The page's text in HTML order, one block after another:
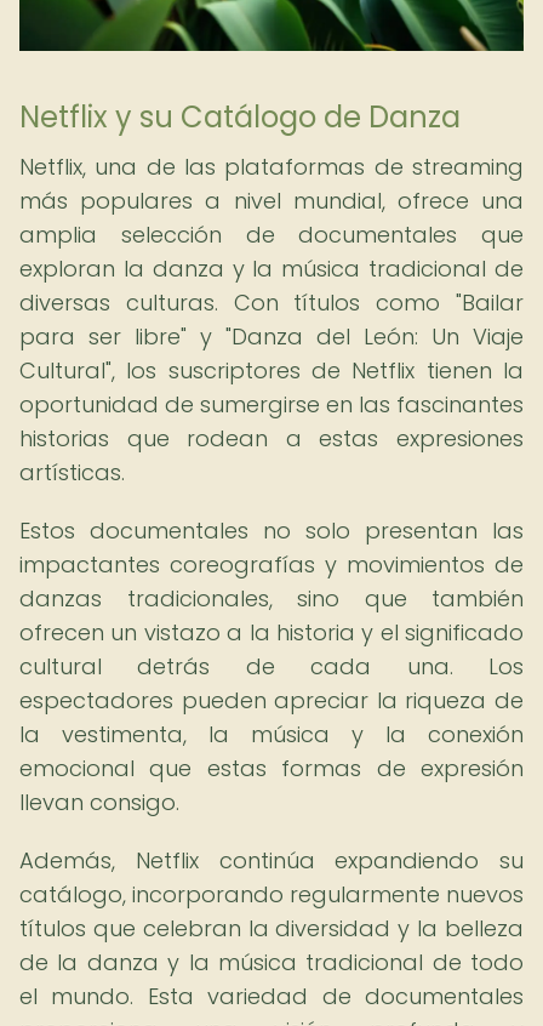
Netflix y su Catálogo de Danza
Netflix, una de las plataformas de streaming
más populares a nivel mundial, ofrece una
amplia selección de documentales que
exploran la danza y la música tradicional de
diversas culturas. Con títulos como "Bailar
para ser libre" y "Danza del León: Un Viaje
Cultural", los suscriptores de Netflix tienen la
oportunidad de sumergirse en las fascinantes
historias que rodean a estas expresiones
artísticas.
Estos documentales no solo presentan las
impactantes coreografías y movimientos de
danzas tradicionales, sino que también
ofrecen un vistazo a la historia y el significado
cultural detrás de cada una. Los
espectadores pueden apreciar la riqueza de
la vestimenta, la música y la conexión
emocional que estas formas de expresión
llevan consigo.
Además, Netflix continúa expandiendo su
catálogo, incorporando regularmente nuevos
títulos que celebran la diversidad y la belleza
de la danza y la música tradicional de todo
el mundo. Esta variedad de documentales